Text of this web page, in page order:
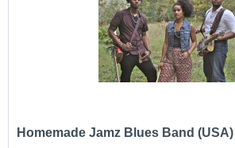
Homemade Jamz Blues Band (USA)